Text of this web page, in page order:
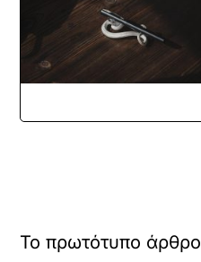
Το πρωτότυπο άρθρο